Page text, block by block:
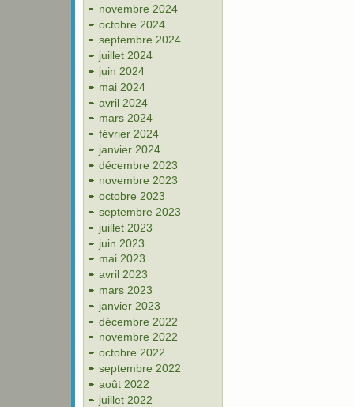
novembre 2024
octobre 2024
septembre 2024
juillet 2024
juin 2024
mai 2024
avril 2024
mars 2024
février 2024
janvier 2024
décembre 2023
novembre 2023
octobre 2023
septembre 2023
juillet 2023
juin 2023
mai 2023
avril 2023
mars 2023
janvier 2023
décembre 2022
novembre 2022
octobre 2022
septembre 2022
août 2022
juillet 2022